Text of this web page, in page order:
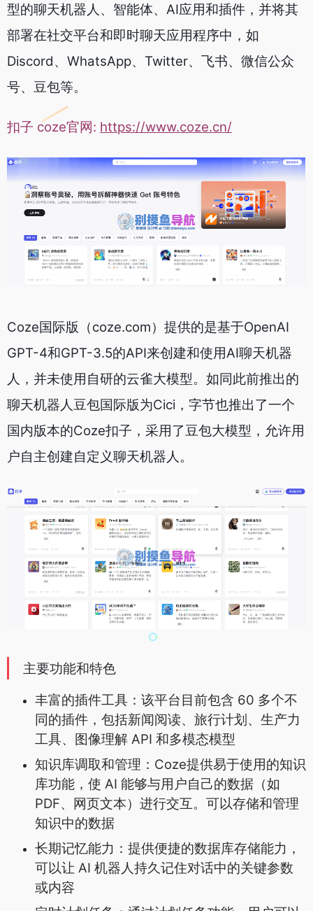
型的聊天机器人、智能体、AI应用和插件，并将其
部署在社交平台和即时聊天应用程序中，如
Discord、WhatsApp、Twitter、飞书、微信公众
号、豆包等。
扣子 coze官网: https://www.coze.cn/
Coze国际版（coze.com）提供的是基于OpenAI
GPT-4和GPT-3.5的API来创建和使用AI聊天机器
人，并未使用自研的云雀大模型。如同此前推出的
聊天机器人豆包国际版为Cici，字节也推出了一个
国内版本的Coze扣子，采用了豆包大模型，允许用
户自主创建自定义聊天机器人。
主要功能和特色
丰富的插件工具：该平台目前包含 60 多个不
同的插件，包括新闻阅读、旅行计划、生产力
工具、图像理解 API 和多模态模型
知识库调取和管理：Coze提供易于使用的知识
库功能，使 AI 能够与用户自己的数据（如
PDF、网页文本）进行交互。可以存储和管理
知识中的数据
长期记忆能力：提供便捷的数据库存储能力，
可以让 AI 机器人持久记住对话中的关键参数
或内容